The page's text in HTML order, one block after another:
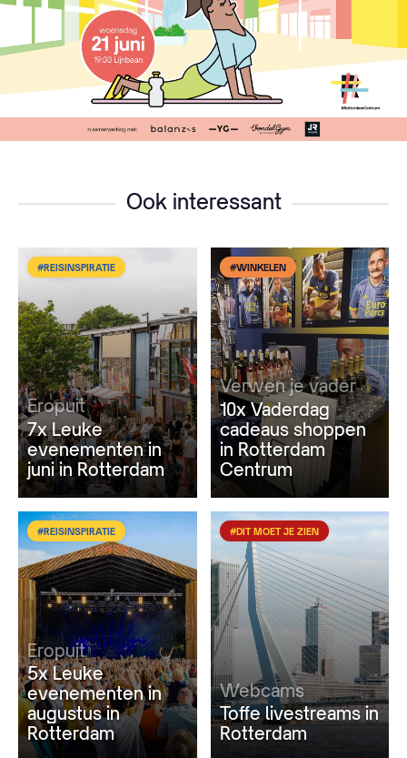
Ook interessant
#REISINSPIRATIE
Eropuit
7x Leuke
evenementen in
juni in Rotterdam
#WINKELEN
Verwen je vader
10x Vaderdag
cadeaus shoppen
in Rotterdam
Centrum
#REISINSPIRATIE
Eropuit
5x Leuke
evenementen in
augustus in
Rotterdam
#DIT MOET JE ZIEN
Webcams
Toffe livestreams in
Rotterdam